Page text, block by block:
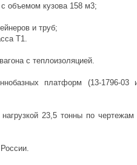
с объемом кузова 158 м3;
и труб;
Т1.
с теплоизоляцией.
платформ (13-1796-03
23,5 тонны по